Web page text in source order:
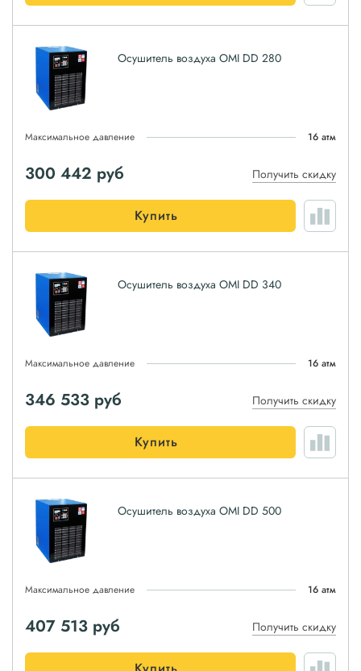
Осушитель воздуха OMI DD 280
Максимальное давление 16 атм
300 442 руб Получить скидку
Купить
Осушитель воздуха OMI DD 340
Максимальное давление 16 атм
346 533 руб Получить скидку
Купить
Осушитель воздуха OMI DD 500
Максимальное давление 16 атм
407 513 руб Получить скидку